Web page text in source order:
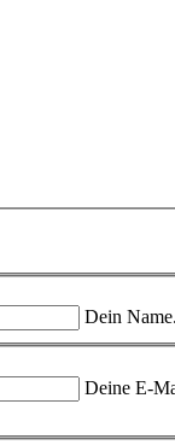
Dein
Deine E-